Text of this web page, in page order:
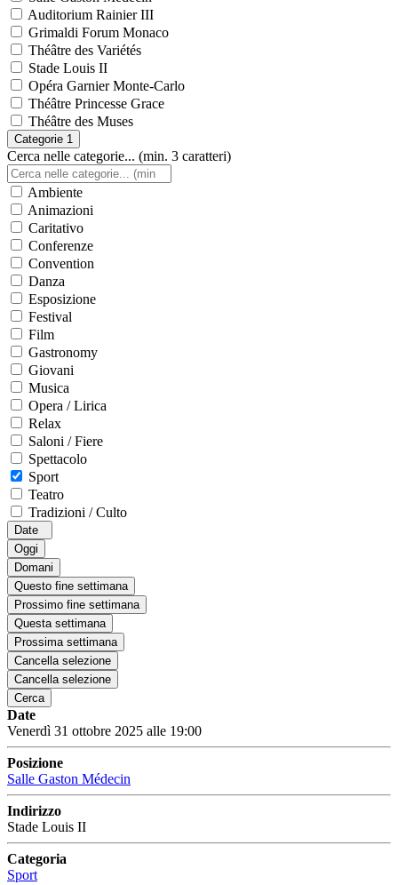
Auditorium Rainier III
Grimaldi Forum Monaco
Théâtre des Variétés
Stade Louis II
Opéra Garnier Monte-Carlo
Théâtre Princesse Grace
Théâtre des Muses
Categorie 1
Cerca nelle categorie... (min. 3 caratteri)
Ambiente
Animazioni
Caritativo
Conferenze
Convention
Danza
Esposizione
Festival
Film
Gastronomy
Giovani
Musica
Opera / Lirica
Relax
Saloni / Fiere
Spettacolo
Sport
Teatro
Tradizioni / Culto
Date
Oggi
Domani
Questo fine settimana
Prossimo fine settimana
Questa settimana
Prossima settimana
Cancella selezione
Cancella selezione
Cerca
Date
Venerdì 31 ottobre 2025 alle 19:00
Posizione
Salle Gaston Médecin
Indirizzo
Stade Louis II
Categoria
Sport